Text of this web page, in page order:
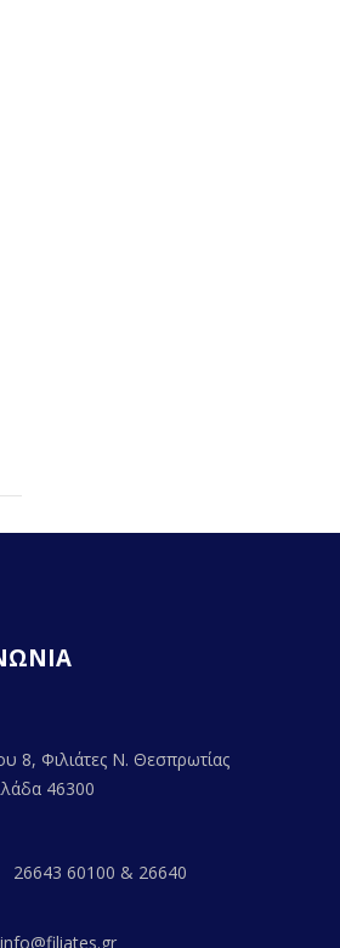
8, Φιλιάτες Ν. Θεσπρωτίας
46300
26643 60100 & 26640
info@filiates.gr